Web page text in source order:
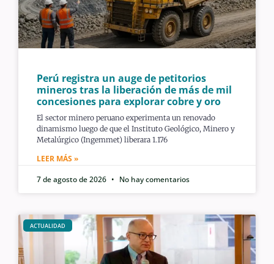
Perú registra un auge de petitorios
mineros tras la liberación de más de mil
concesiones para explorar cobre y oro
El sector minero peruano experimenta un renovado
dinamismo luego de que el Instituto Geológico, Minero y
Metalúrgico (Ingemmet) liberara 1.176
LEER MÁS »
7 de agosto de 2026
No hay comentarios
ACTUALIDAD